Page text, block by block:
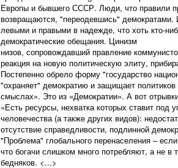
Европы и бывшего СССР. Люди, что правили
возвращаются, "переодевшись" демократами.
левыми и правыми в надежде, что хоть кто-
демократические обещания. Цинизм
низов, сопровождавший правление
реакция на новую политическую элиту,
Постепенно обрело форму "государство
"охраняет" демократию и защищает
смыслах». Это из «Демократии». А вот
«Есть ресурсы, нехватка которых ставит под
человечества (а также других видов):
отсутствие справедливости, подлинной
"Проблема" глобального перенаселения –
что богачи слишком много потребляют, а не в
бедняков. <...>